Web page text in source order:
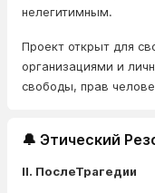
нелегитимным.
Проект открыт для
организациями и
свободы, прав
🔔 Этический
II. ПослеТрагедии